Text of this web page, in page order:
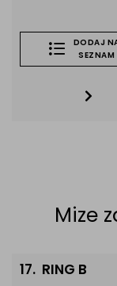
DODAJ
SEZNAM
Mize
17. RING B